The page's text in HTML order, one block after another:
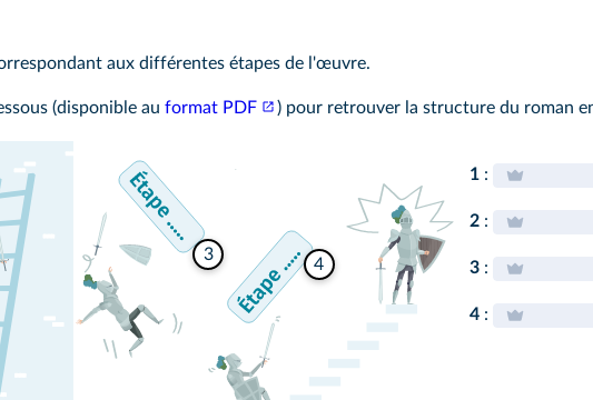
aux différentes étapes de l'œuvre.
(disponible au format PDF ) pour retrouver la structure du roman
3
4
1 :
2 :
3 :
4 :